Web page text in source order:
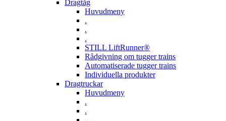
Dragtåg
Huvudmeny
.
.
.
STILL LiftRunner®
Rådgivning om tugger trains
Automatiserade tugger trains
Individuella produkter
Dragtruckar
Huvudmeny
.
.